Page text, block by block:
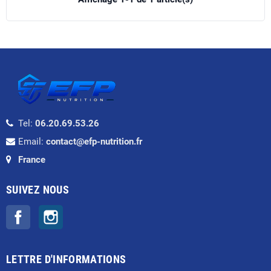
Tel: 06.20.69.53.26
Email: contact@efp-nutrition.fr
France
SUIVEZ NOUS
Facebook
LETTRE D'INFORMATIONS